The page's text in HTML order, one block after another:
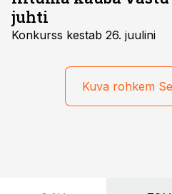
juhti
Konkurss kestab 26. juulini
Kuva rohkem